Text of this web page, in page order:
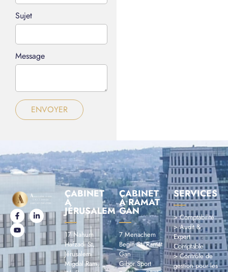
Sujet
Message
ENVOYER
CABINET
À
JÉRUSALEM
17 Nahum
Hafzadi St,
Jérusalem
Migdal Ram,
CABINET
À RAMAT
GAN
7 Menachem
Begin St, Ramat
Gan
Gibor Sport
SERVICES
> Comptabilité
> Audit &
Expert
Comptable
> Contrôle de
gestion pour les